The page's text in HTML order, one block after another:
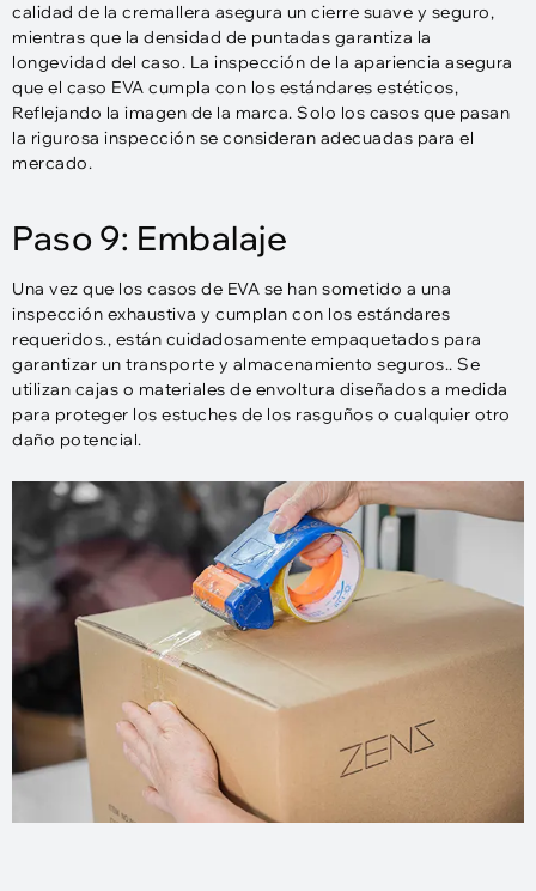
calidad de la cremallera asegura un cierre suave y seguro,
mientras que la densidad de puntadas garantiza la
longevidad del caso. La inspección de la apariencia asegura
que el caso EVA cumpla con los estándares estéticos,
Reflejando la imagen de la marca. Solo los casos que pasan
la rigurosa inspección se consideran adecuadas para el
mercado.
Paso 9: Embalaje
Una vez que los casos de EVA se han sometido a una
inspección exhaustiva y cumplan con los estándares
requeridos., están cuidadosamente empaquetados para
garantizar un transporte y almacenamiento seguros.. Se
utilizan cajas o materiales de envoltura diseñados a medida
para proteger los estuches de los rasguños o cualquier otro
daño potencial.